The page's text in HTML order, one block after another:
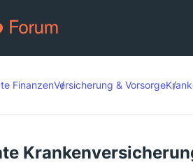
FinanzenVersicherung & Vorsorge